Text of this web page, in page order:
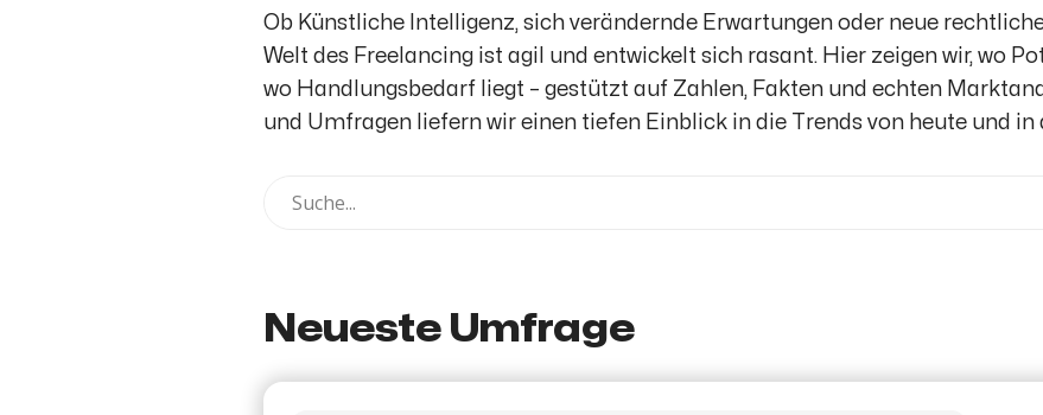
Ob Künstliche Intelligenz, sich verändernde Erwartungen oder neue
Welt des Freelancing ist agil und entwickelt sich rasant. Hier zeigen wir, wo
wo Handlungsbedarf liegt – gestützt auf Zahlen, Fakten und echten
und Umfragen liefern wir einen tiefen Einblick in die Trends von heute und in
Neueste Umfrage